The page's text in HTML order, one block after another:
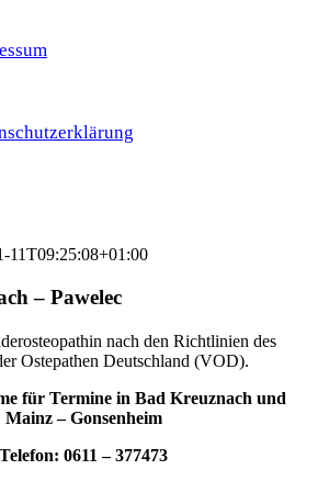
11T09:25:08+01:00
– Pawelec
nach den Richtlinien des
Ostepathen Deutschland (VOD).
für Termine in Bad Kreuznach und
Mainz – Gonsenheim
Telefon: 0611 – 377473